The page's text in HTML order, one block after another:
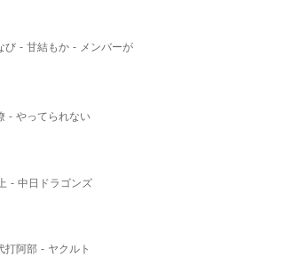
び 甘結もか
メンバーが
やってられない
中日ドラゴンズ
打阿部
ヤクルト